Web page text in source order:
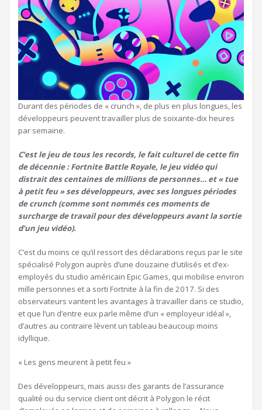
Durant des périodes de « crunch », de plus en plus longues, les
développeurs peuvent travailler plus de soixante-dix heures
par semaine.
C’est le jeu de tous les records, le fait culturel de cette fin
de décennie : Fortnite Battle Royale, le jeu vidéo qui
distrait des centaines de millions de personnes… et « tue
à petit feu » ses développeurs, avec ses longues périodes
de crunch (comme sont nommés ces moments de
surcharge de travail pour des développeurs avant la sortie
d’un jeu vidéo).
C’est du moins ce qu’il ressort des déclarations reçus par le site
spécialisé Polygon auprès d’une douzaine d’utilisés et d’ex-
employés du studio américain Epic Games, qui mobilise environ
mille personnes et a sorti Fortnite à la fin de 2017. Si des
observateurs vantent les avantages à travailler dans ce studio,
et que l’un d’entre eux parle même d’un « employeur idéal »,
d’autres au contraire lèvent un tableau beaucoup moins
idyllique.
« Les gens meurent à petit feu »
Des développeurs, mais aussi des garants de l’assurance
qualité ou du service client ont décrit à Polygon le récit